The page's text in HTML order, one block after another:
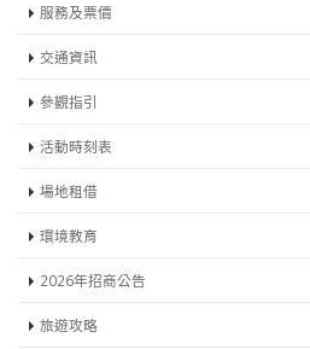
服務及票價
交通資訊
參觀指引
活動時刻表
場地租借
環境教育
2026年招商公告
旅遊攻略